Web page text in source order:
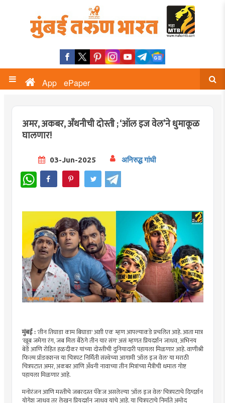
App ePaper
अमर, अकबर, अँथनीची दोस्ती ; ‘ऑल इज वेल’ने धुमाकूळ
घालणार!
03-Jun-2025 अनिरुद्ध गांधी
WhatsApp
मुंबई :'तीन तिघाडा काम बिघाडा' अशी एक म्हण आपल्याकडे प्रचलित आहे. आता मात्र
'खूब जमेगा रंग, जब मिल बैठेंगे तीन यार संग' असं म्हणत प्रियदर्शन जाधव, अभिनय
बेर्डे आणि रोहित हळदीकर यांच्या दोस्तीची दुनियादारी पहायला मिळणार आहे. वाणीश्री
फिल्म प्रॉडक्शन्स या चित्रपट निर्मिती संस्थेच्या आगामी 'ऑल इज वेल' या मराठी
चित्रपटात अमर, अकबर आणि अँथनी नावाच्या तीन मित्रांच्या मैत्रीची धमाल गोष्ट
पहायला मिळणार आहे.
मनोरंजन आणि मस्तीचे जबरदस्त पॅकेज असलेल्या 'ऑल इज वेल' चित्रपटाचे दिग्दर्शन
योगेश जाधव तर लेखन प्रियदर्शन जाधव यांचे आहे. या चित्रपटाचे निर्माते अमोद